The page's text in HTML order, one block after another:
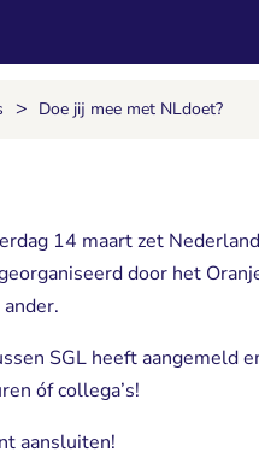
> Doe jij mee met NLdoet?
14 maart zet
door het
SGL heeft aangemeld
óf collega’s!
aansluiten!